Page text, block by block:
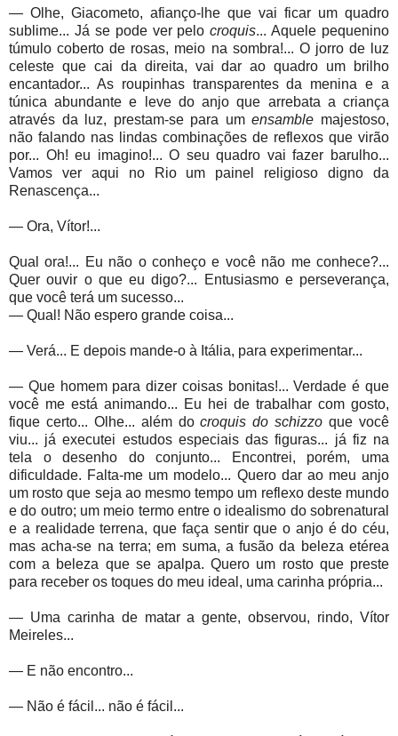
— Olhe, Giacometo, afianço-lhe que vai ficar um quadro
sublime... Já se pode ver pelocroquis... Aquele pequenino
túmulo coberto de rosas, meio na sombra!... O jorro de luz
celeste que cai da direita, vai dar ao quadro um brilho
encantador... As roupinhas transparentes da menina e a
túnica abundante e leve do anjo que arrebata a criança
através da luz, prestam-se para umensamble majestoso,
não falando nas lindas combinações de reflexos que virão
por... Oh! eu imagino!... O seu quadro vai fazer barulho...
Vamos ver aqui no Rio um painel religioso digno da
Renascença...
— Ora, Vítor!...
Qual ora!... Eu não o conheço e você não me conhece?...
Quer ouvir o que eu digo?... Entusiasmo e perseverança,
que você terá um sucesso...
— Qual! Não espero grande coisa...
— Verá... E depois mande-o à Itália, para experimentar...
— Que homem para dizer coisas bonitas!... Verdade é que
você me está animando... Eu hei de trabalhar com gosto,
fique certo... Olhe... além docroquis do schizzo que você
viu... já executei estudos especiais das figuras... já fiz na
tela o desenho do conjunto... Encontrei, porém, uma
dificuldade. Falta-me um modelo... Quero dar ao meu anjo
um rosto que seja ao mesmo tempo um reflexo deste mundo
e do outro; um meio termo entre o idealismo do sobrenatural
e a realidade terrena, que faça sentir que o anjo é do céu,
mas acha-se na terra; em suma, a fusão da beleza etérea
com a beleza que se apalpa. Quero um rosto que preste
para receber os toques do meu ideal, uma carinha própria...
— Uma carinha de matar a gente, observou, rindo, Vítor
Meireles...
— E não encontro...
— Não é fácil... não é fácil...